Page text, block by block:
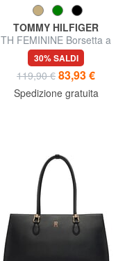
TOMMY HILFIGER
TH FEMININE Borsetta a
tracolla
30% SALDI
119,90 € 83,93 €
Spedizione gratuita